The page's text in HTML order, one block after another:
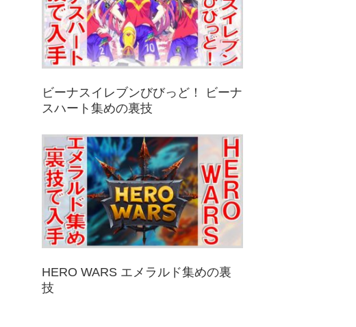
ビーナスイレブンびびっど！ ビーナ
スハート集めの裏技
HERO WARS エメラルド集めの裏
技